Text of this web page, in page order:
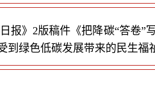
报》2版稿件《把降碳“答卷
到绿色低碳发展带来的民生福